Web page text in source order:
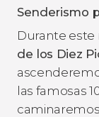
Senderismo
Durante este
de los Diez
las famosas